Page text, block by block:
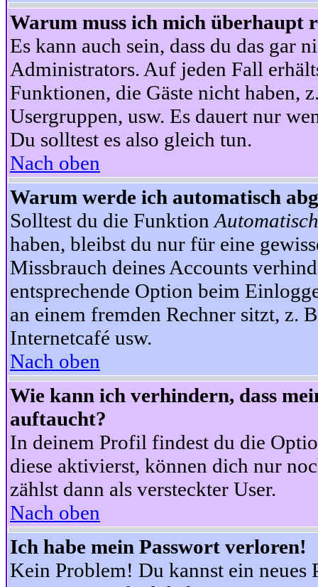
Warum muss ich mich überhaupt
Es kann auch sein, dass du das gar
Administrators. Auf jeden Fall
Funktionen, die Gäste nicht haben,
Usergruppen, usw. Es dauert nur
Du solltest es also gleich tun.
Nach oben
Warum werde ich automatisch
Solltest du die Funktion
haben, bleibst du nur für eine
Missbrauch deines Accounts
entsprechende Option beim
an einem fremden Rechner sitzt, z.
Internetcafé usw.
Nach oben
Wie kann ich verhindern, dass
auftaucht?
In deinem Profil findest du die
diese aktivierst, können dich nur
zählst dann als versteckter User.
Nach oben
Ich habe mein Passwort verloren!
Kein Problem! Du kannst ein neues